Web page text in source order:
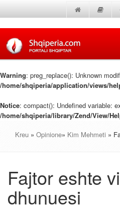
Warning: preg_replace(): Unknown
/home/shqiperia/application/views/
Notice: compact(): Undefined variable:
/home/shqiperia/library/Zend/View/
Kreu » Opinione» Kim Mehmeti »
Fajtor eshte
dhunuesi